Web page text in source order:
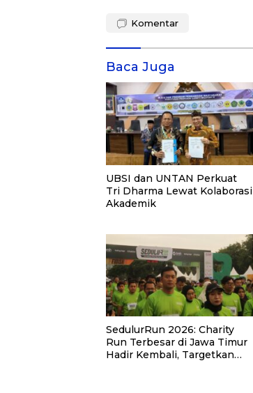
Komentar
Baca Juga
UBSI dan UNTAN Perkuat
Tri Dharma Lewat Kolaborasi
Akademik
SedulurRun 2026: Charity
Run Terbesar di Jawa Timur
Hadir Kembali, Targetkan